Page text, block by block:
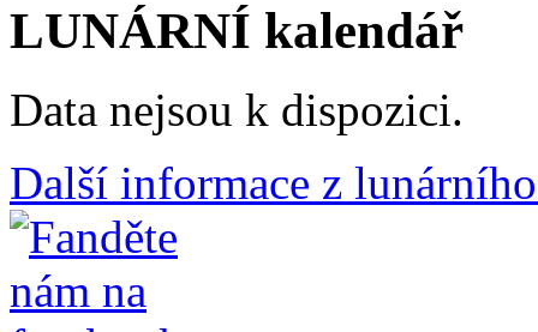
LUNÁRNÍ kalendář
Data nejsou k dispozici.
Další informace z